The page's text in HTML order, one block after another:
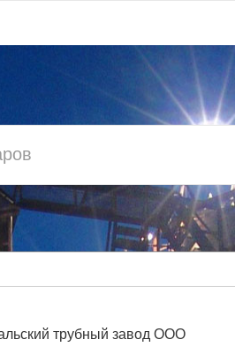
трубный завод ООО